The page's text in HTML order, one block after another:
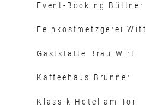
Event-Booking Büttner
Feinkostmetzgerei Witt
Gaststätte Bräu Wirt
Kaffeehaus Brunner
Klassik Hotel am Tor